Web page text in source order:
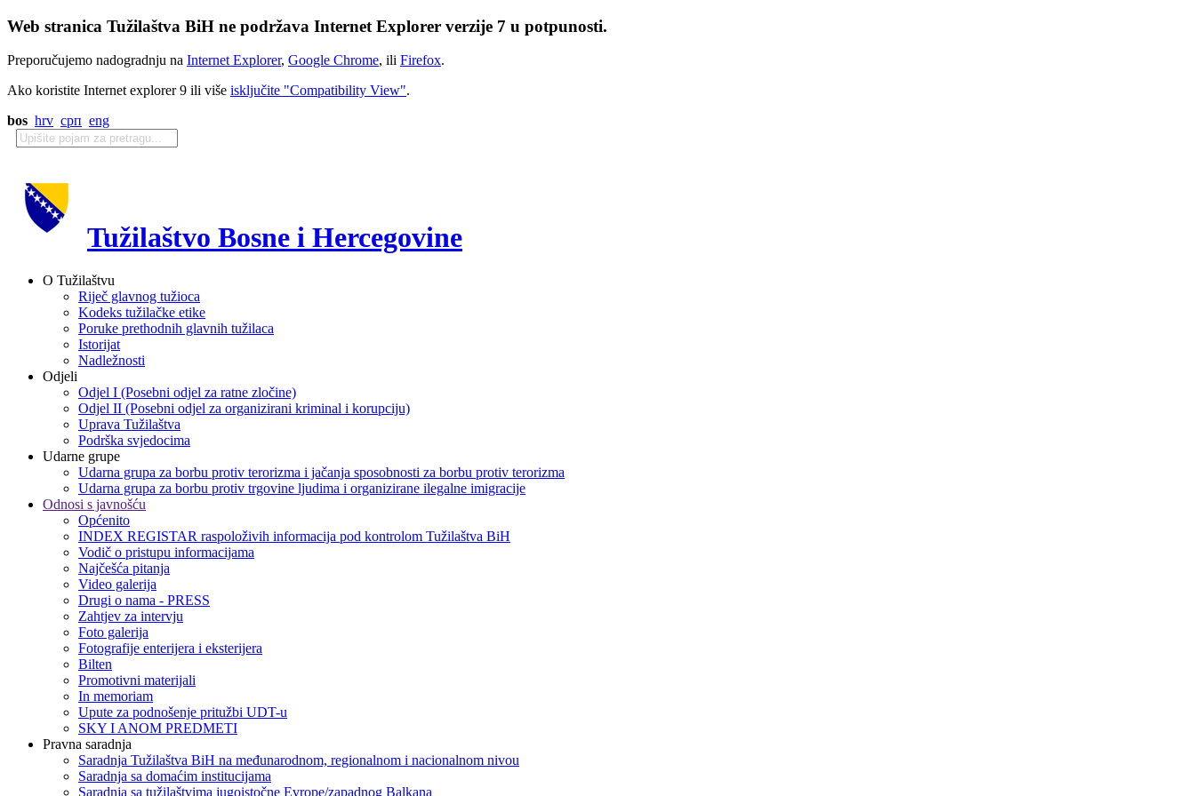
Web stranica Tužilaštva BiH ne podržava Internet Explorer verzije 7 u potpunosti.
Preporučujemo nadogradnju na Internet Explorer, Google Chrome, ili Firefox.
Ako koristite Internet explorer 9 ili više isključite "Compatibility View".
bos hrv срп eng
Tužilaštvo Bosne i Hercegovine
O Tužilaštvu
Riječ glavnog tužioca
Kodeks tužilačke etike
Poruke prethodnih glavnih tužilaca
Istorijat
Nadležnosti
Odjeli
Odjel I (Posebni odjel za ratne zločine)
Odjel II (Posebni odjel za organizirani kriminal i korupciju)
Uprava Tužilaštva
Podrška svjedocima
Udarne grupe
Udarna grupa za borbu protiv terorizma i jačanja sposobnosti za borbu protiv terorizma
Udarna grupa za borbu protiv trgovine ljudima i organizirane ilegalne imigracije
Odnosi s javnošću
Općenito
INDEX REGISTAR raspoloživih informacija pod kontrolom Tužilaštva BiH
Vodič o pristupu informacijama
Najčešća pitanja
Video galerija
Drugi o nama - PRESS
Zahtjev za intervju
Foto galerija
Fotografije enterijera i eksterijera
Bilten
Promotivni materijali
In memoriam
Upute za podnošenje pritužbi UDT-u
SKY I ANOM PREDMETI
Pravna saradnja
Saradnja Tužilaštva BiH na međunarodnom, regionalnom i nacionalnom nivou
Saradnja sa domaćim institucijama
Saradnja sa tužilaštvima jugoistočne Evrope/zapadnog Balkana